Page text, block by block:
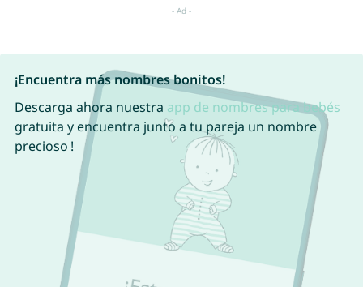
¡Encuentra más nombres bonitos!
Descarga ahora nuestra app de nombres para bebés
gratuita y encuentra junto a tu pareja un nombre
precioso !